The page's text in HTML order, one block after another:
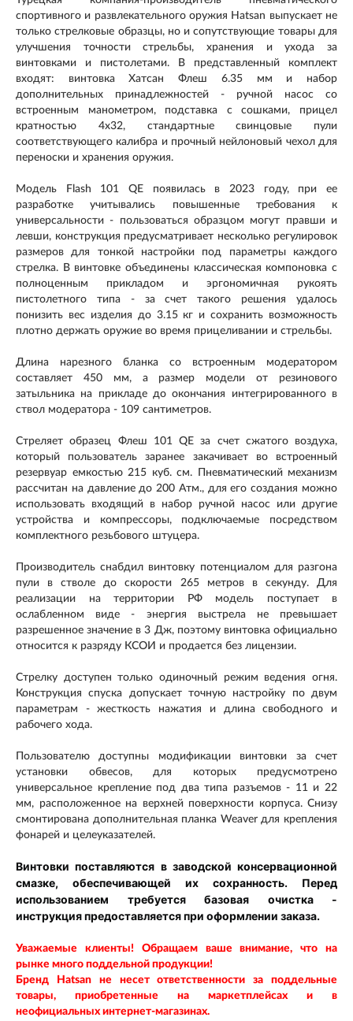
спортивного и развлекательного оружия Hatsan выпускает не
только стрелковые образцы, но и сопутствующие товары для
улучшения точности стрельбы, хранения и ухода за
винтовками и пистолетами. В представленный комплект
входят: винтовка Хатсан Флеш 6.35 мм и набор
дополнительных принадлежностей - ручной насос со
встроенным манометром, подставка с сошками, прицел
кратностью 4х32, стандартные свинцовые пули
соответствующего калибра и прочный нейлоновый чехол для
переноски и хранения оружия.
Модель Flash 101 QE появилась в 2023 году, при ее
разработке учитывались повышенные требования к
универсальности - пользоваться образцом могут правши и
левши, конструкция предусматривает несколько регулировок
размеров для тонкой настройки под параметры каждого
стрелка. В винтовке объединены классическая компоновка с
полноценным прикладом и эргономичная рукоять
пистолетного типа - за счет такого решения удалось
понизить вес изделия до 3.15 кг и сохранить возможность
плотно держать оружие во время прицеливании и стрельбы.
Длина нарезного бланка со встроенным модератором
составляет 450 мм, а размер модели от резинового
затыльника на прикладе до окончания интегрированного в
ствол модератора - 109 сантиметров.
Стреляет образец Флеш 101 QE за счет сжатого воздуха,
который пользователь заранее закачивает во встроенный
резервуар емкостью 215 куб. см. Пневматический механизм
рассчитан на давление до 200 Атм., для его создания можно
использовать входящий в набор ручной насос или другие
устройства и компрессоры, подключаемые посредством
комплектного резьбового штуцера.
Производитель снабдил винтовку потенциалом для разгона
пули в стволе до скорости 265 метров в секунду. Для
реализации на территории РФ модель поступает в
ослабленном виде - энергия выстрела не превышает
разрешенное значение в 3 Дж, поэтому винтовка официально
относится к разряду КСОИ и продается без лицензии.
Стрелку доступен только одиночный режим ведения огня.
Конструкция спуска допускает точную настройку по двум
параметрам - жесткость нажатия и длина свободного и
рабочего хода.
Пользователю доступны модификации винтовки за счет
установки обвесов, для которых предусмотрено
универсальное крепление под два типа разъемов - 11 и 22
мм, расположенное на верхней поверхности корпуса. Снизу
смонтирована дополнительная планка Weaver для крепления
фонарей и целеуказателей.
Винтовки поставляются в заводской консервационной
смазке, обеспечивающей их сохранность. Перед
использованием требуется базовая очистка -
инструкция предоставляется при оформлении заказа.
Уважаемые клиенты! Обращаем ваше внимание, что на
рынке много поддельной продукции!
Бренд Hatsan
не несет ответственности за поддельные
товары, приобретенные на маркетплейсах и в
неофициальных интернет-магазинах.